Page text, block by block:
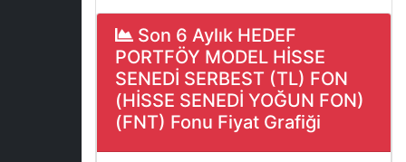
Son 6 Aylık HEDEF
PORTFÖY MODEL HİSSE
SENEDİ SERBEST (TL) FON
(HİSSE SENEDİ YOĞUN FON)
(FNT) Fonu Fiyat Grafiği